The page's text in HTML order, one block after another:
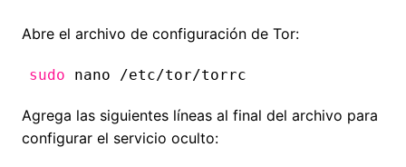
Abre el archivo de configuración de Tor:
sudo nano /etc/tor/torrc
Agrega las siguientes líneas al final del archivo para
configurar el servicio oculto: